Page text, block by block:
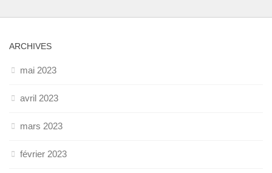
ARCHIVES
mai 2023
avril 2023
mars 2023
février 2023